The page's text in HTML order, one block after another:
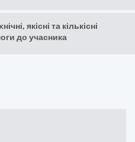
якісні та кількісні
до учасника